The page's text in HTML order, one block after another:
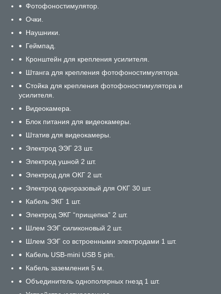
Фотофоностимулятор.
Очки.
Наушники.
Геймпад.
Кронштейн для крепления усилителя.
Штанга для крепления фотофоностимулятора.
Стойка для крепления фотофоностимулятора и
усилителя.
Видеокамера.
Блок питания для видеокамеры.
Штатив для видеокамеры.
Электрод ЭЭГ 23 шт.
Электрод ушной 2 шт.
Электрод для ОКГ 2 шт.
Электрод одноразовый для ОКГ 30 шт.
Кабель ЭКГ 1 шт.
Электрод ЭКГ “прищепка” 2 шт.
Шлем ЭЭГ силиконовый 2 шт.
Шлем ЭЭГ со встроенными электродами 1 шт.
Кабель USB-mini USB 5 pin.
Кабель заземления 5 м.
Объединитель однополярных гнезд 1 шт.